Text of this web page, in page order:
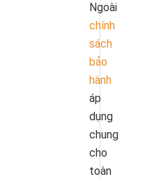
Ngoài
chính
sách
bảo
hành
áp
dụng
chung
cho
toàn